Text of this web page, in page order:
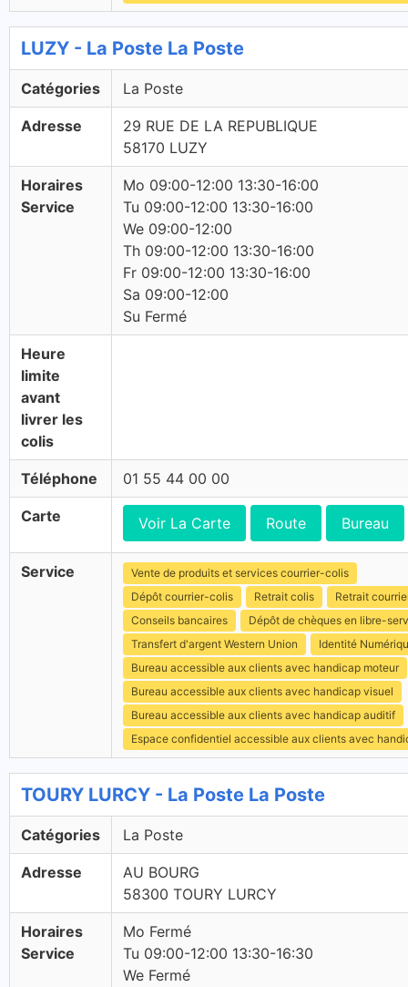
LUZY - La Poste La Poste
Catégories La Poste
Adresse
29 RUE DE LA REPUBLIQUE
58170 LUZY
Horaires
Service
Mo 09:00-12:00 13:30-16:00
Tu 09:00-12:00 13:30-16:00
We 09:00-12:00
Th 09:00-12:00 13:30-16:00
Fr 09:00-12:00 13:30-16:00
Sa 09:00-12:00
Su Fermé
Heure
limite
avant
livrer les
colis
Téléphone 01 55 44 00 00
Carte Voir La Carte Route Bureau
Service
Vente de produits et services courrier-colis
Dépôt courrier-colis
Retrait colis
Retrait
Conseils bancaires
Dépôt de chèques en libre-
Transfert d'argent Western Union
Identité
Bureau accessible aux clients avec handicap moteur
Bureau accessible aux clients avec handicap visuel
Bureau accessible aux clients avec handicap auditif
Espace confidentiel accessible aux clients avec
TOURY LURCY - La Poste La Poste
Catégories La Poste
Adresse
AU BOURG
58300 TOURY LURCY
Horaires
Service
Mo Fermé
Tu 09:00-12:00 13:30-16:30
We Fermé